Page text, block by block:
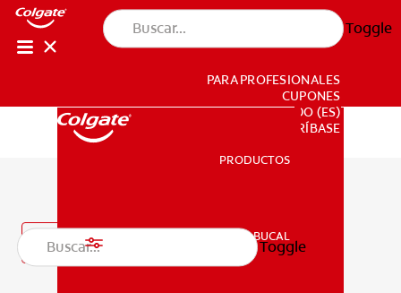
Toggle
SALUD BUCAL
PARA PROFESIONALES
CUPONES
DO (ES)
SUSCRÍBASE
PRODUCTOS
SALUD BUCAL
Toggle
Filtro